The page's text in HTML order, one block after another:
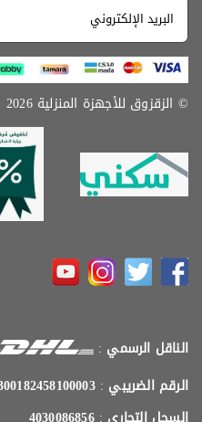
© الزقزوق للأجهزة المنزلية 2026
الناقل الرسمي:
الرقم الضريبي:
300182458100003